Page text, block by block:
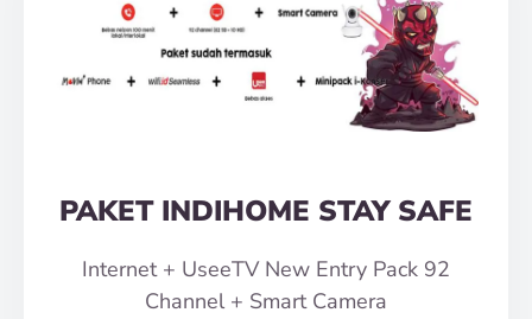
PAKET INDIHOME STAY SAFE
Internet + UseeTV New Entry Pack 92
Channel + Smart Camera